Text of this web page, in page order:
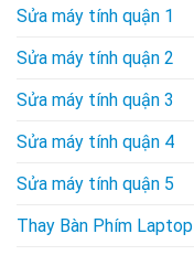
Sửa máy tính quận 1
Sửa máy tính quận 2
Sửa máy tính quận 3
Sửa máy tính quận 4
Sửa máy tính quận 5
Thay Bàn Phím Laptop